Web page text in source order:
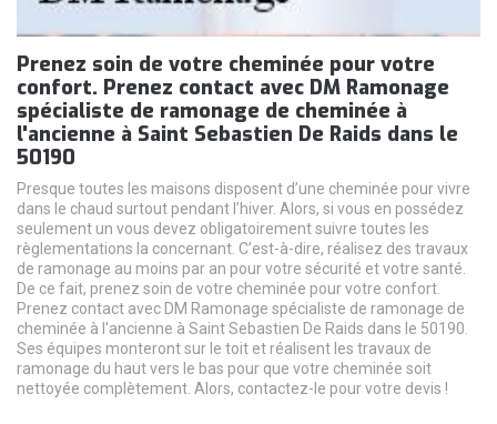
Prenez soin de votre cheminée pour votre
confort. Prenez contact avec DM Ramonage
spécialiste de ramonage de cheminée à
l'ancienne à Saint Sebastien De Raids dans le
50190
Presque toutes les maisons disposent d’une cheminée pour vivre
dans le chaud surtout pendant l’hiver. Alors, si vous en possédez
seulement un vous devez obligatoirement suivre toutes les
règlementations la concernant. C’est-à-dire, réalisez des travaux
de ramonage au moins par an pour votre sécurité et votre santé.
De ce fait, prenez soin de votre cheminée pour votre confort.
Prenez contact avec DM Ramonage spécialiste de ramonage de
cheminée à l'ancienne à Saint Sebastien De Raids dans le 50190.
Ses équipes monteront sur le toit et réalisent les travaux de
ramonage du haut vers le bas pour que votre cheminée soit
nettoyée complètement. Alors, contactez-le pour votre devis !